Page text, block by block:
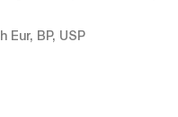
Eur, BP, USP